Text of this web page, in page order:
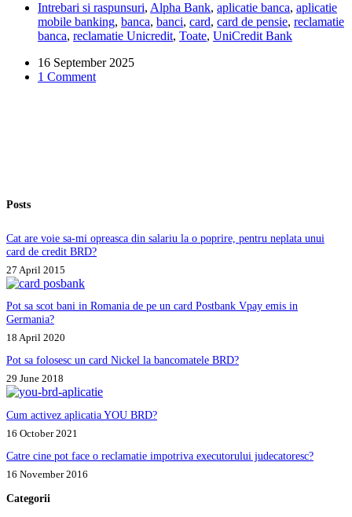
a
blocat
cardul
pensie,
ca
Intrebari si raspunsuri, Alpha Bank, aplicatie banca, aplicatie
mobile banking, banca, banci, card, card de pensie, reclamatie
banca, reclamatie Unicredit, Toate, UniCredit Bank
16 September 2025
1 Comment
Posts
Cat are voie sa-mi opreasca din salariu la o poprire, pentru neplata unui
card de credit BRD?
27 April 2015
Pot sa scot bani in Romania de pe un card Postbank Vpay emis in
Germania?
18 April 2020
Pot sa folosesc un card Nickel la bancomatele BRD?
29 June 2018
Cum activez aplicatia YOU BRD?
16 October 2021
Catre cine pot face o reclamatie impotriva executorului judecatoresc?
16 November 2016
Categorii